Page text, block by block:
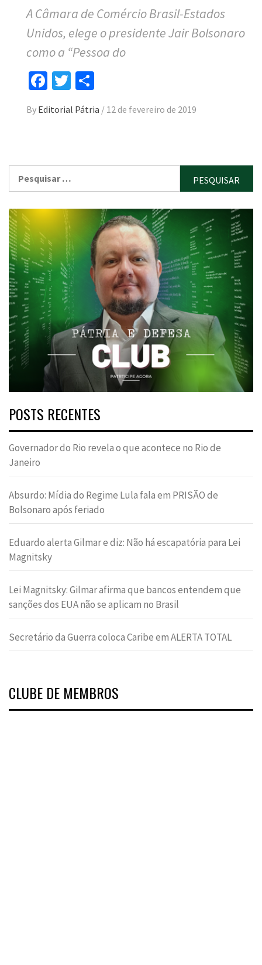
A Câmara de Comércio Brasil-Estados
Unidos, elege o presidente Jair Bolsonaro
como a “Pessoa do
Facebook
Twitter
By Editorial Pátria / 12 de fevereiro de 2019
POSTS RECENTES
Governador do Rio revela o que acontece no Rio de
Janeiro
Absurdo: Mídia do Regime Lula fala em PRISÃO de
Bolsonaro após feriado
Eduardo alerta Gilmar e diz: Não há escapatória para Lei
Magnitsky
Lei Magnitsky: Gilmar afirma que bancos entendem que
sanções dos EUA não se aplicam no Brasil
Secretário da Guerra coloca Caribe em ALERTA TOTAL
CLUBE DE MEMBROS